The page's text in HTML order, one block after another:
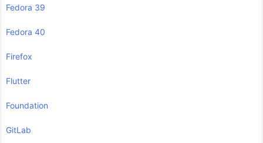
Fedora 39
Fedora 40
Firefox
Flutter
Foundation
GitLab